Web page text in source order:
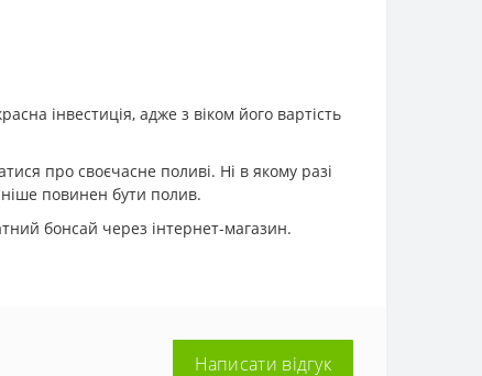
інвестиція, адже з віком його вартість
про своєчасне поливі. Ні в якому разі
повинен бути полив.
бонсай через інтернет-магазин.
Написати відгук